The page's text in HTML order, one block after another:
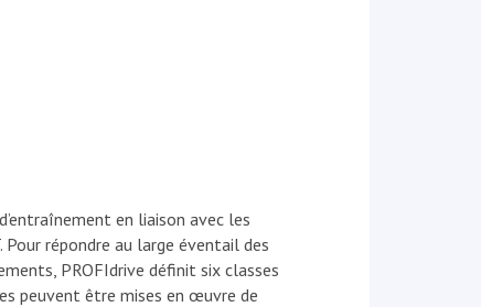
en liaison avec les
répondre au large éventail des
PROFIdrive définit six classes
peuvent être mises en œuvre de